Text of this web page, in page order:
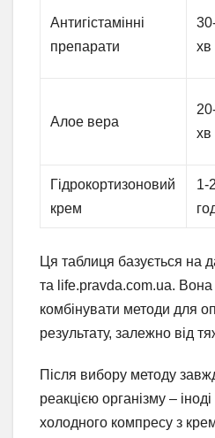
Антигістамінні
препарати
хв
Алое вера
хв
Гідрокортизоновий
крем
1-2
Ця таблиця базується на
та life.pravda.com.ua. Вона
комбінувати методи для
результату, залежно від
Після вибору методу
реакцією організму –
холодного компресу з